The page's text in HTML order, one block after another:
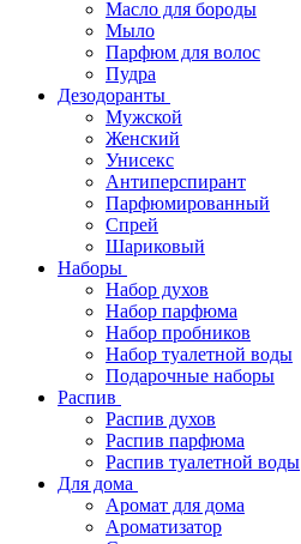
Масло для бороды
Мыло
Парфюм для волос
Пудра
Дезодоранты
Мужской
Женский
Унисекс
Антиперспирант
Парфюмированный
Спрей
Шариковый
Наборы
Набор духов
Набор парфюма
Набор пробников
Набор туалетной воды
Подарочные наборы
Распив
Распив духов
Распив парфюма
Распив туалетной воды
Для дома
Аромат для дома
Ароматизатор